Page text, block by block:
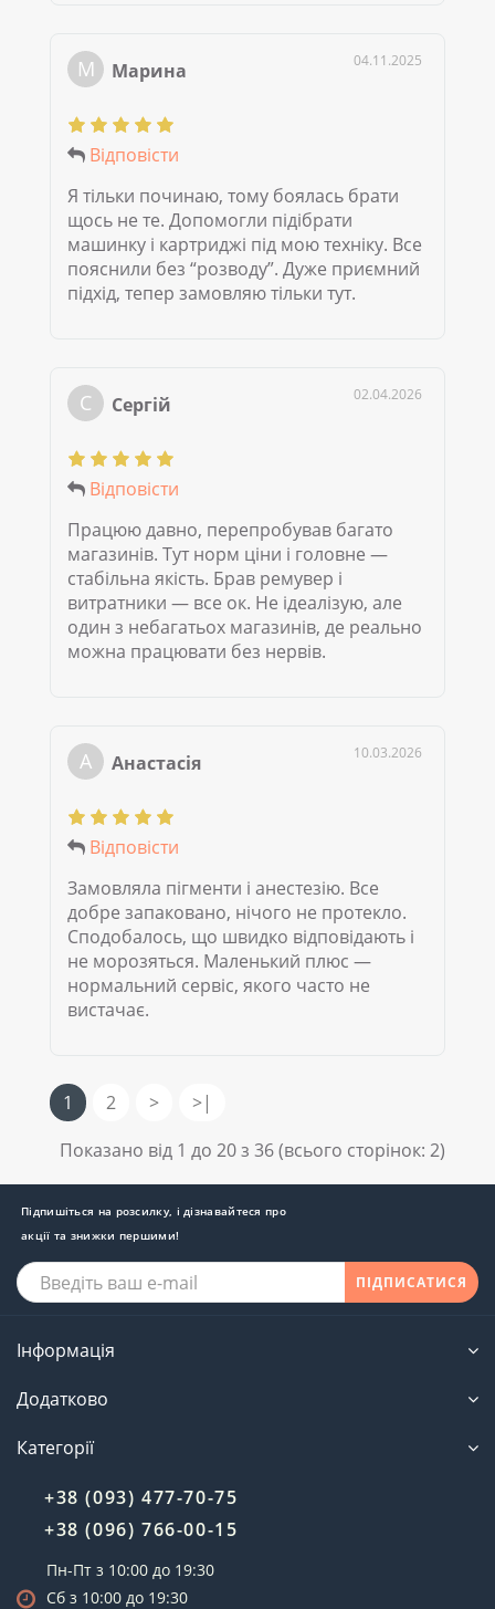
М Марина 04.11.2025
Відповісти
Я тільки починаю, тому боялась брати
щось не те. Допомогли підібрати
машинку і картриджі під мою техніку. Все
пояснили без “розводу”. Дуже приємний
підхід, тепер замовляю тільки тут.
С Сергій 02.04.2026
Відповісти
Працюю давно, перепробував багато
магазинів. Тут норм ціни і головне —
стабільна якість. Брав ремувер і
витратники — все ок. Не ідеалізую, але
один з небагатьох магазинів, де реально
можна працювати без нервів.
А Анастасія 10.03.2026
Відповісти
Замовляла пігменти і анестезію. Все
добре запаковано, нічого не протекло.
Сподобалось, що швидко відповідають і
не морозяться. Маленький плюс —
нормальний сервіс, якого часто не
вистачає.
1 2 >
>|
Показано від 1 до 20 з 36 (всього сторінок: 2)
Підпишіться на розсилку, і дізнавайтеся про
акції та знижки першими!
ПІДПИСАТИСЯ
Інформація
Додатково
Категорії
+38 (093) 477-70-75
+38 (096) 766-00-15
Пн-Пт з 10:00 до 19:30
Сб з 10:00 до 19:30